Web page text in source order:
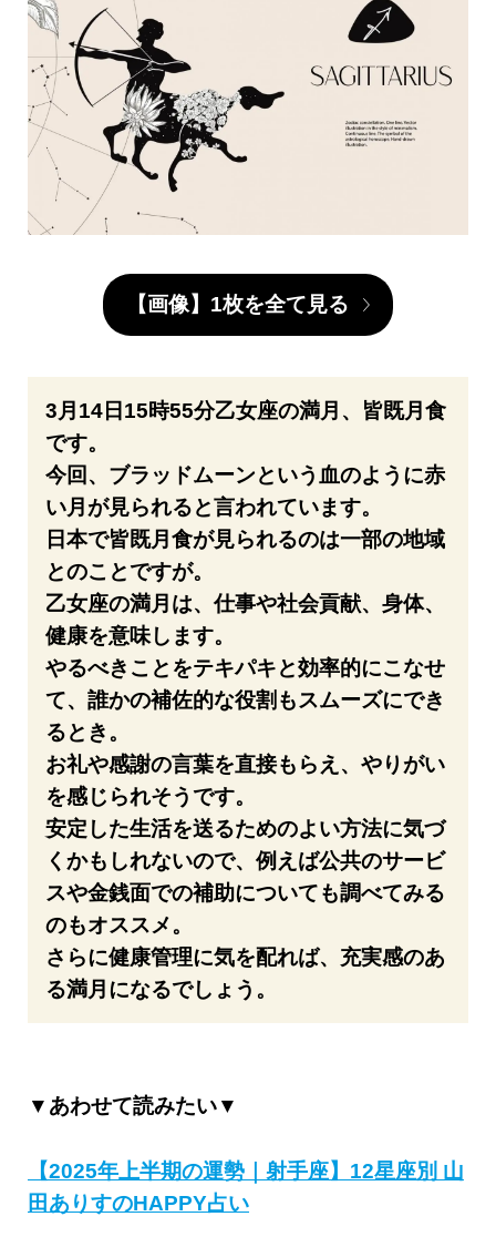
【画像】1枚を全て見る
3月14日15時55分乙女座の満月、皆既月食
です。
今回、ブラッドムーンという血のように赤
い月が見られると言われています。
日本で皆既月食が見られるのは一部の地域
とのことですが。
乙女座の満月は、仕事や社会貢献、身体、
健康を意味します。
やるべきことをテキパキと効率的にこなせ
て、誰かの補佐的な役割もスムーズにでき
るとき。
お礼や感謝の言葉を直接もらえ、やりがい
を感じられそうです。
安定した生活を送るためのよい方法に気づ
くかもしれないので、例えば公共のサービ
スや金銭面での補助についても調べてみる
のもオススメ。
さらに健康管理に気を配れば、充実感のあ
る満月になるでしょう。
▼あわせて読みたい▼
【2025年上半期の運勢｜射手座】12星座別 山
田ありすのHAPPY占い